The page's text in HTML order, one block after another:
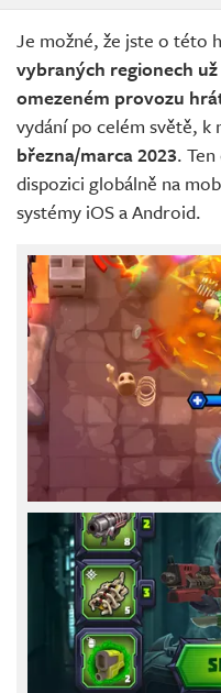
Je možné, že jste o této
vybraných regionech
omezeném provozu
vydání po celém světě, k
března/marca 2023.
dispozici globálně na
systémy iOS a Android.